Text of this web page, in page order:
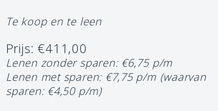
Te koop en te leen
Prijs: €411,00
Lenen zonder sparen: €6,75 p/m
Lenen met sparen: €7,75 p/m (waarvan
sparen: €4,50 p/m)